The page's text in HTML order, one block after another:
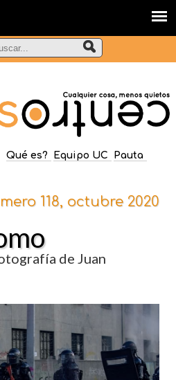
Qué es? Equipo UC Pauta
118, octubre 2020
de Juan